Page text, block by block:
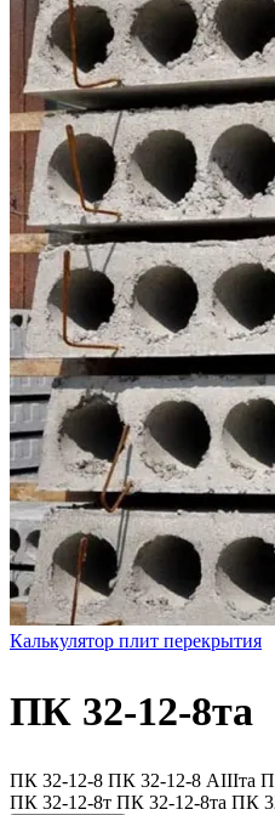
Калькулятор плит перекрытия
ПК 32-12-8та
ПК 32-12-8 ПК 32-12-8 АIIIта
ПК 32-12-8т ПК 32-12-8та ПК